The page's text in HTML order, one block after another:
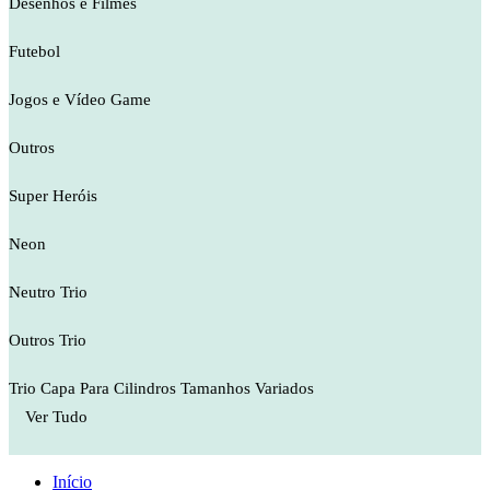
Futebol
Jogos e Vídeo Game
Outros
Super Heróis
Neon
Neutro Trio
Outros Trio
Trio Capa Para Cilindros Tamanhos Variados
Ver Tudo
Início